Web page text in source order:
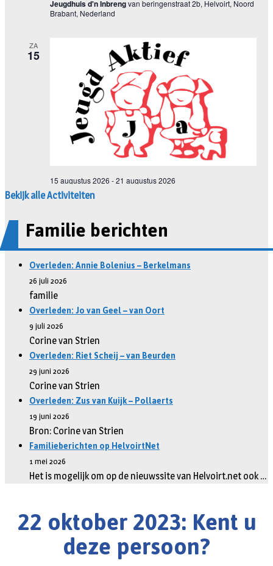
Bekijk alle Activiteiten
Familie berichten
Overleden: Annie Bolenius – Berkelmans
26 juli 2026
familie
Overleden: Jo van Geel – van Oort
9 juli 2026
Corine van Strien
Overleden: Riet Scheij – van Beurden
29 juni 2026
Corine van Strien
Overleden: Zus van Kuijk – Pollaerts
19 juni 2026
Bron: Corine van Strien
Familieberichten op HelvoirtNet
1 mei 2026
Het is mogelijk om op de nieuwssite van Helvoirt.net ook …
22 oktober 2023: Kent u
deze persoon?